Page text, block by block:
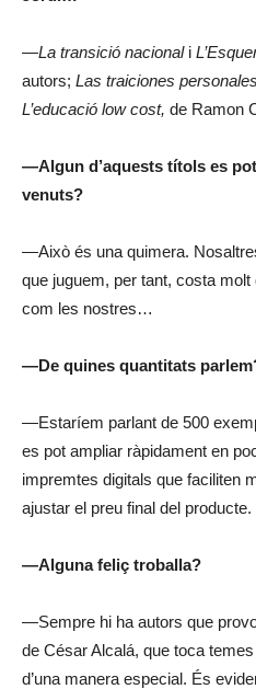
—La transició nacional i
autors; Las traiciones
L’educació low cost, de Ramon
—Algun d’aquests títols es
venuts?
—Això és una quimera.
que juguem, per tant, costa
com les nostres…
—De quines quantitats
—Estaríem parlant de 500
es pot ampliar ràpidament en
impremtes digitals que faciliten
ajustar el preu final del producte.
—Alguna feliç troballa?
—Sempre hi ha autors que
de César Alcalá, que toca
d’una manera especial. És